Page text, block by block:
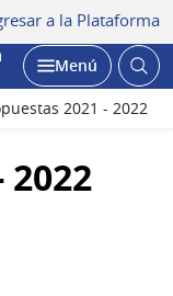
a la Plataforma
Abrir
Menú
2021 - 2022
2022